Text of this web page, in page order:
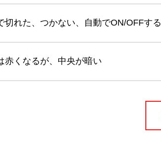
切れた、つかない、自動でON/OFFする
赤くなるが、中央が暗い